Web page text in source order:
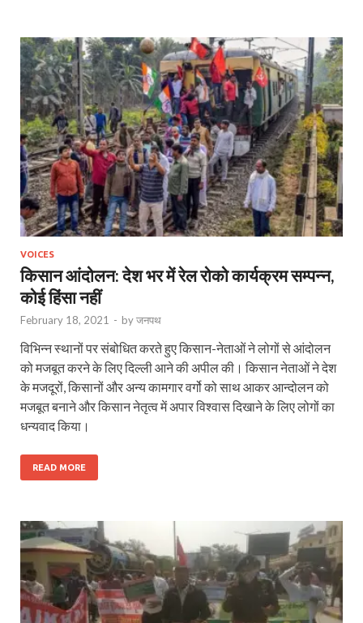
VOICES
किसान आंदोलन: देश भर में रेल रोको कार्यक्रम सम्पन्न,
कोई हिंसा नहीं
February 18, 2021 - byजनपथ
विभिन्न स्थानों पर संबोधित करते हुए किसान-नेताओं ने लोगों से आंदोलन
को मजबूत करने के लिए दिल्ली आने की अपील की। किसान नेताओं ने देश
के मजदूरों, किसानों और अन्य कामगार वर्गो को साथ आकर आन्दोलन को
मजबूत बनाने और किसान नेतृत्व में अपार विश्वास दिखाने के लिए लोगों का
धन्यवाद किया।
READ MORE